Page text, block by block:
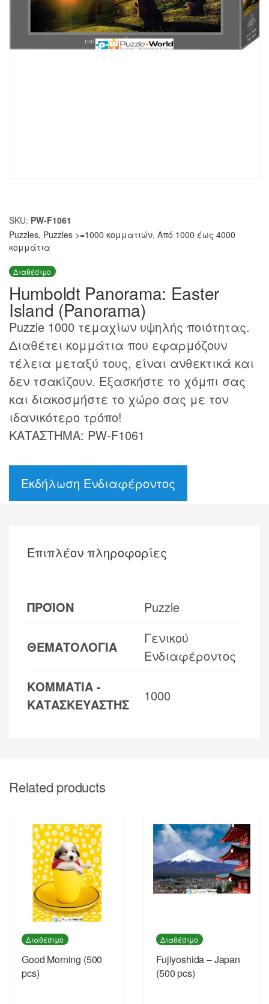
SKU: PW-F1061
Puzzles, Puzzles >=1000 κομματιών, Από 1000 έως 4000
κομμάτια
Διαθέσιμο
Humboldt Panorama: Easter
Island (Panorama)
Puzzle 1000 τεμαχίων υψηλής ποιότητας.
Διαθέτει κομμάτια που εφαρμόζουν
τέλεια μεταξύ τους, είναι ανθεκτικά και
δεν τσακίζουν. Εξασκήστε το χόμπι σας
και διακοσμήστε το χώρο σας με τον
ιδανικότερο τρόπο!
ΚΑΤΑΣΤΗΜΑ: PW-F1061
Εκδήλωση Ενδιαφέροντος
Επιπλέον πληροφορίες
ΠΡΟΪΟΝ Puzzle
ΘΕΜΑΤΟΛΟΓΙΑ
Γενικού
Ενδιαφέροντος
ΚΟΜΜΑΤΙΑ -
ΚΑΤΑΣΚΕΥΑΣΤΗΣ
1000
Related products
Διαθέσιμο
Good Morning (500
pcs)
Διαθέσιμο
Fujiyoshida – Japan
(500 pcs)